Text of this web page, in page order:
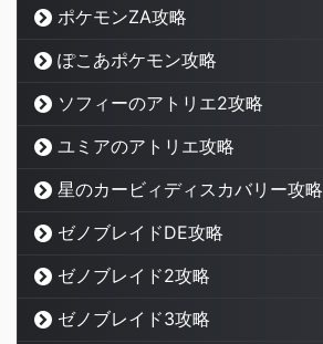
ポケモンZA攻略
ぽこあポケモン攻略
ソフィーのアトリエ2攻略
ユミアのアトリエ攻略
星のカービィディスカバリー攻略
ゼノブレイドDE攻略
ゼノブレイド2攻略
ゼノブレイド3攻略